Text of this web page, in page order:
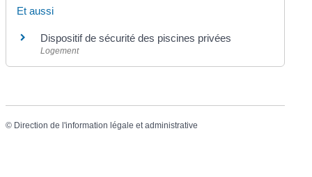
Et aussi
Dispositif de sécurité des piscines privées
Logement
© Direction de l'information légale et administrative